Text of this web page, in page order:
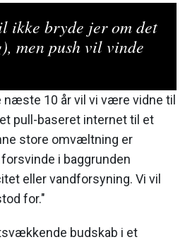
ikke bryde jer om det
men push vil vinde
næste 10 år vil vi være vidne til
pull-baseret internet til et
store omvæltning er
i baggrunden
eller vandforsyning. Vi vil
for."
budskab i et